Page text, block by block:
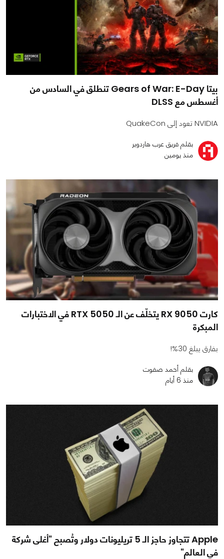
بيتا Gears of War: E-Day تنطلق في السادس من
أغسطس مع DLSS
NVIDIA تعود إلى QuakeCon
بقلم فريق عرب هاردوير
منذ يومين
كارت RX 9050 يتخلّف عن الـ RTX 5050 في الاختبارات
المبكرة
بفارق يبلغ 30%!
بقلم أحمد صفوت
منذ 6 أيام
Apple تتجاوز حاجز الـ 5 تريليونات دولار وتُصبح "أغلى شركة
في العالم"